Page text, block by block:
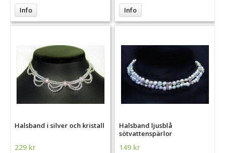
Info Info
Halsband i silver och kristall
229 kr
Halsband ljusblå
sötvattenspärlor
149 kr